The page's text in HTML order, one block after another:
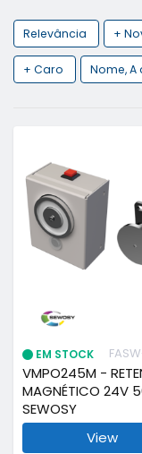
Relevância +
+ Caro Nome, A
EM STOCK
VMPO245M -
MAGNÉTICO 24V
SEWOSY
View